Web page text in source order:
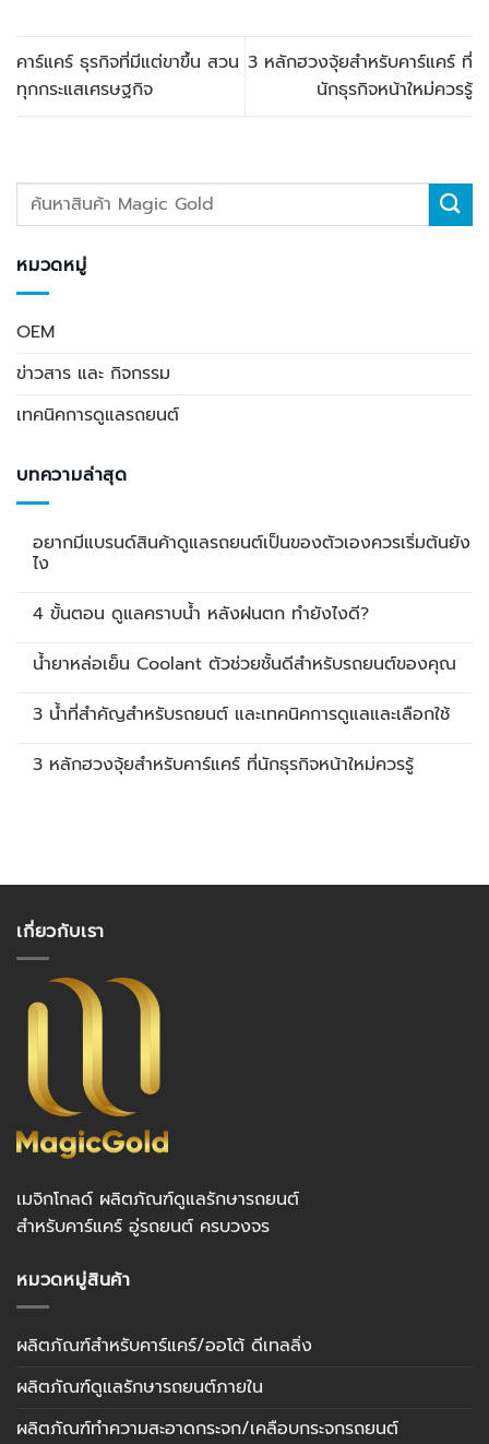
คาร์แคร์ ธุรกิจที่มีแต่ขาขึ้น สวน
ทุกกระแสเศรษฐกิจ
3 หลักฮวงจุ้ยสำหรับคาร์แคร์ ที่
นักธุรกิจหน้าใหม่ควรรู้
หมวดหมู่
OEM
ข่าวสาร และ กิจกรรม
เทคนิคการดูแลรถยนต์
บทความล่าสุด
อยากมีแบรนด์สินค้าดูแลรถยนต์เป็นของตัวเองควรเริ่มต้นยัง
ไง
4 ขั้นตอน ดูแลคราบน้ำ หลังฝนตก ทำยังไงดี?
น้ำยาหล่อเย็น Coolant ตัวช่วยชั้นดีสำหรับรถยนต์ของคุณ
3 น้ำที่สำคัญสำหรับรถยนต์ และเทคนิคการดูแลและเลือกใช้
3 หลักฮวงจุ้ยสำหรับคาร์แคร์ ที่นักธุรกิจหน้าใหม่ควรรู้
เกี่ยวกับเรา
เมจิกโกลด์ ผลิตภัณฑ์ดูแลรักษารถยนต์
สำหรับคาร์แคร์ อู่รถยนต์ ครบวงจร
หมวดหมู่สินค้า
ผลิตภัณฑ์สำหรับคาร์แคร์/ออโต้ ดีเทลลิ่ง
ผลิตภัณฑ์ดูแลรักษารถยนต์ภายใน
ผลิตภัณฑ์ทำความสะอาดกระจก/เคลือบกระจกรถยนต์